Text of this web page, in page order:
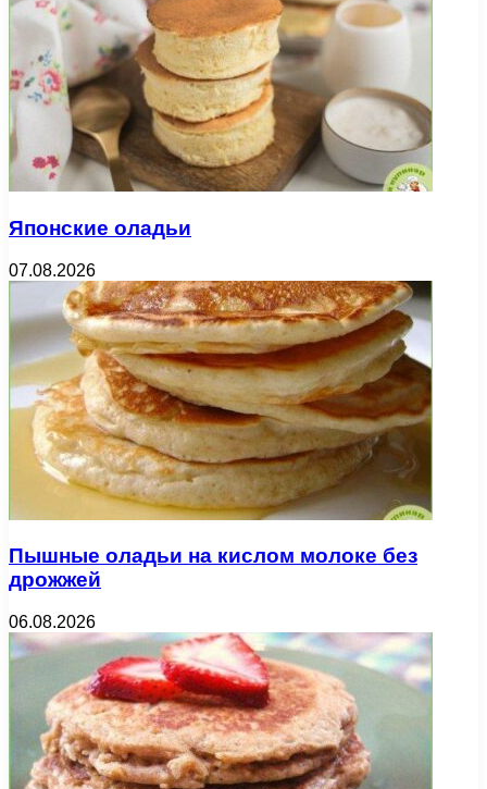
Японские оладьи
07.08.2026
Пышные оладьи на кислом молоке без
дрожжей
06.08.2026